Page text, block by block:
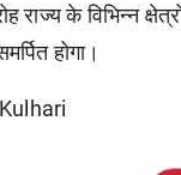
राज्य के विभिन्न
होगा।